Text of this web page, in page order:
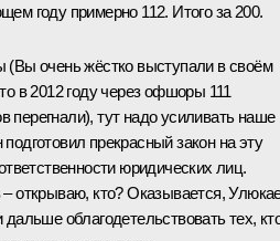
году примерно 112. Итого за 200.
очень жёстко выступали в своём
в 2012 году через офшоры 111
перегнали), тут надо усиливать наше
прекрасный закон на эту
юридических лиц.
открываю, кто? Оказывается,
облагодетельствовать тех,